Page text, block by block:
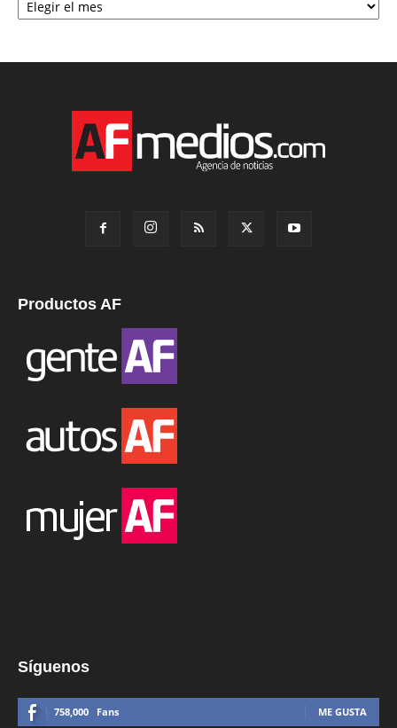
Productos AF
Síguenos
758,000 Fans ME GUSTA